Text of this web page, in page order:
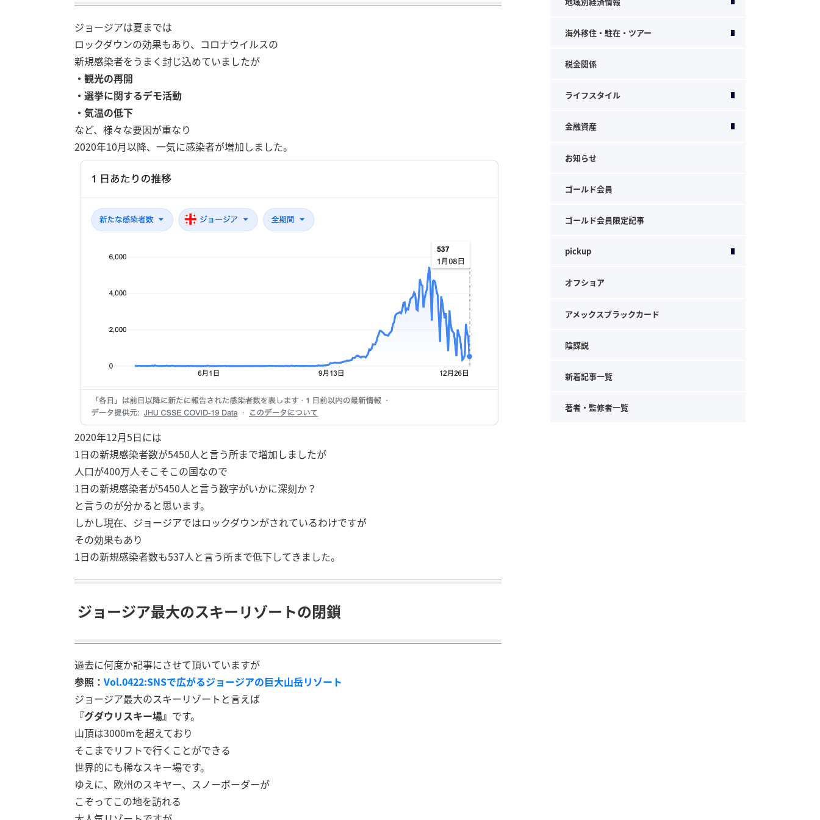
ジョージアは夏までは
ロックダウンの効果もあり、コロナウイルスの
新規感染者をうまく封じ込めていましたが
・観光の再開
・選挙に関するデモ活動
・気温の低下
など、様々な要因が重なり
2020年10月以降、一気に感染者が増加しました。
2020年12月5日には
1日の新規感染者数が5450人と言う所まで増加しましたが
人口が400万人そこそこの国なので
1日の新規感染者が5450人と言う数字がいかに深刻か？
と言うのが分かると思います。
しかし現在、ジョージアではロックダウンがされているわけですが
その効果もあり
1日の新規感染者数も537人と言う所まで低下してきました。
ジョージア最大のスキーリゾートの閉鎖
過去に何度か記事にさせて頂いていますが
参照： Vol.0422:SNSで広がるジョージアの巨大山岳リゾート
ジョージア最大のスキーリゾートと言えば
『グダウリスキー場』 です。
山頂は3000mを超えており
そこまでリフトで行くことができる
世界的にも稀なスキー場です。
ゆえに、欧州のスキヤー、スノーボーダーが
こぞってこの地を訪れる
海外移住・駐在・ツアー
税金関係
ライフスタイル
金融資産
お知らせ
ゴールド会員
ゴールド会員限定記事
pickup
オフショア
アメックスブラックカード
陰謀説
新着記事一覧
著者・監修者一覧